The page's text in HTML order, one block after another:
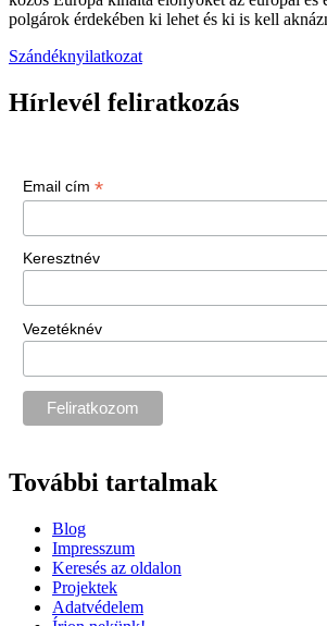
polgárok érdekében ki lehet és ki is kell
Szándéknyilatkozat
Hírlevél feliratkozás
Email cím *
Keresztnév
Vezetéknév
További tartalmak
Blog
Impresszum
Keresés az oldalon
Projektek
Adatvédelem